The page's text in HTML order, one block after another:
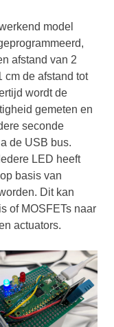
model
afstand van 2
cm de afstand tot
wordt de
gemeten en
seconde
de USB bus.
LED heeft
basis van
Dit kan
of MOSFETs naar
actuators.